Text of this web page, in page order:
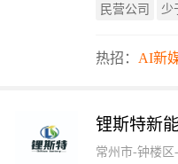
民营公司 少
热招： AI新
锂斯特新
常州市-钟楼区